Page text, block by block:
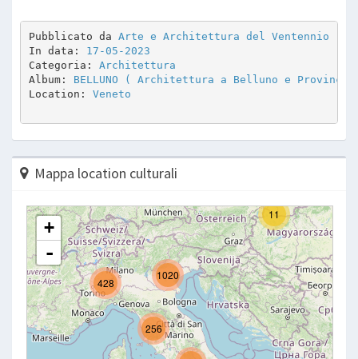
Pubblicato da Arte e Architettura del Ventennio
In data: 17-05-2023
Categoria: Architettura
Album: BELLUNO ( Architettura a Belluno e
Location: Veneto
Mappa location culturali